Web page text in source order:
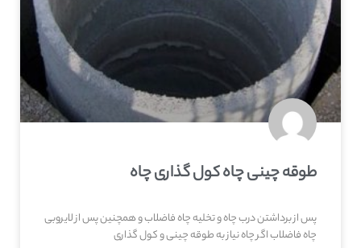
طوقه چینی چاه کول گذاری چاه
پس از برداشتن درب چاه و تخلیه چاه فاضلاب و همچنین پس از لایروبی
چاه فاضلاب اگر چاه نیاز به طوقه چینی و کول گذاری